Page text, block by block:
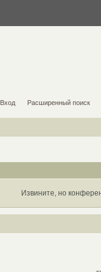
Вход Расширенный поиск
Извините, но